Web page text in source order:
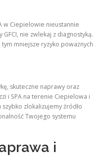
w Ciepielowie nieustannie
nie zwlekaj z diagnostyką.
mniejsze ryzyko poważnych
skuteczne naprawy oraz
i SPA na terenie Ciepielowa i
zlokalizujemy źródło
Twojego systemu
i